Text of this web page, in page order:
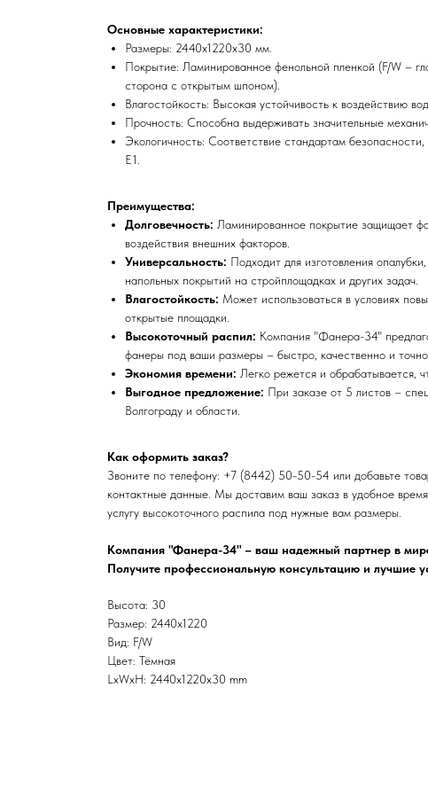
Основные характеристики:
Размеры: 2440х1220х30 мм.
Покрытие: Ламинированное фенольной пленкой (F/W –
сторона с открытым шпоном).
Влагостойкость: Высокая устойчивость к воздействию
Прочность: Способна выдерживать значительные
Экологичность: Соответствие стандартам
Е1.
Преимущества:
Долговечность: Ламинированное покрытие защищает
воздействия внешних факторов.
Универсальность: Подходит для изготовления
напольных покрытий на стройплощадках и других задач.
Влагостойкость: Может использоваться в условиях
открытые площадки.
Высокоточный распил: Компания "Фанера-34"
фанеры под ваши размеры – быстро, качественно и
Экономия времени: Легко режется и обрабатывается,
Выгодное предложение: При заказе от 5 листов –
Волгограду и области.
Как оформить заказ?
Звоните по телефону: +7 (8442) 50-50-54 или добавьте
контактные данные. Мы доставим ваш заказ в удобное
услугу высокоточного распила под нужные вам размеры.
Компания "Фанера-34" – ваш надежный партнер в
Получите профессиональную консультацию и лучшие
Высота: 30
Размер: 2440х1220
Вид: F/W
Цвет: Тёмная
LxWxH: 2440x1220x30 mm